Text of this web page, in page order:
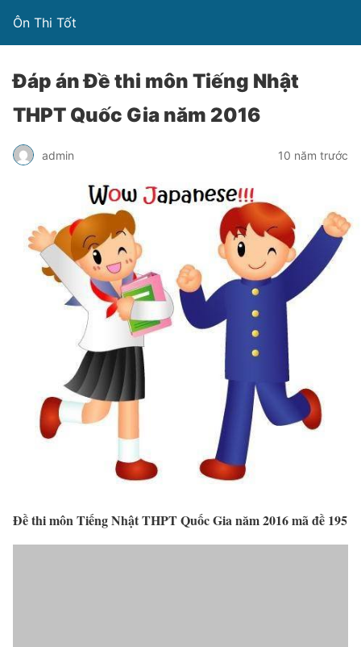
Ôn Thi Tốt
Đáp án Đề thi môn Tiếng Nhật
THPT Quốc Gia năm 2016
admin 10 năm trước
Đề thi môn Tiếng Nhật THPT Quốc Gia năm 2016 mã đề 195